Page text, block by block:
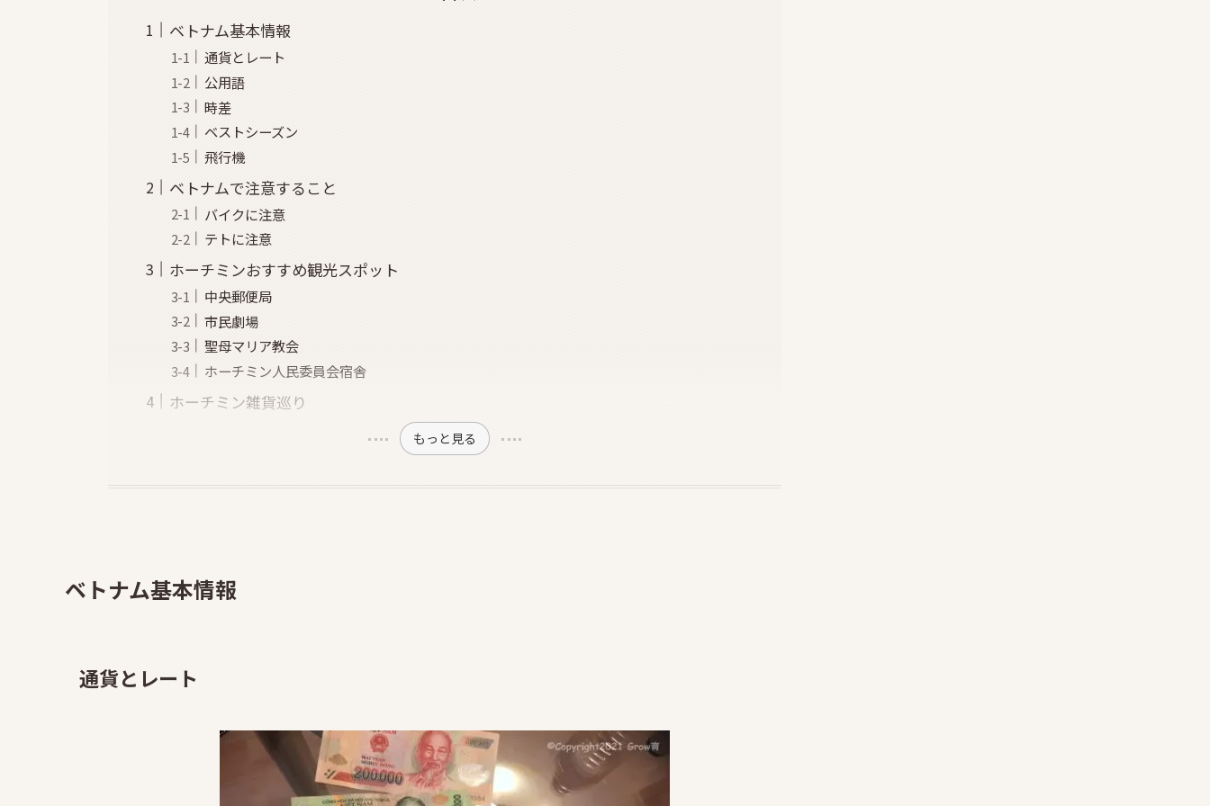
ベトナム基本情報
通貨とレート
公用語
時差
ベストシーズン
飛行機
ベトナムで注意すること
バイクに注意
テトに注意
ホーチミンおすすめ観光スポット
中央郵便局
市民劇場
聖母マリア教会
ホーチミン人民委員会宿舎
ホーチミン雑貨巡り
もっと見る
ベトナム基本情報
通貨とレート